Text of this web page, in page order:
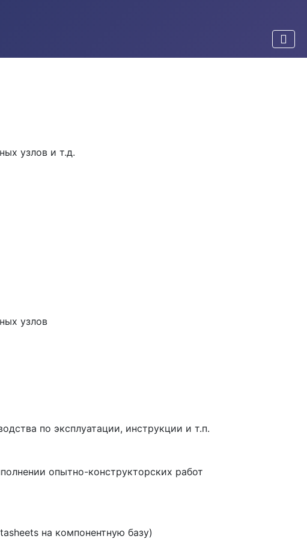
узлов и т.д.
узлов
по эксплуатации, инструкции и т.п.
опытно-конструкторских работ
на компонентную базу)